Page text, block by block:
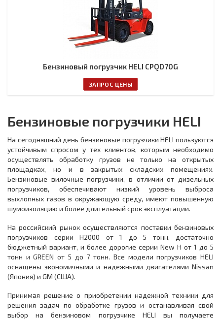
Бензиновый погрузчик HELI CPQD70G
ЗАПРОС ЦЕНЫ
Бензиновые погрузчики HELI
На сегодняшний день бензиновые погрузчики HELI пользуются
устойчивым спросом у тех клиентов, которым необходимо
осуществлять обработку грузов не только на открытых
площадках, но и в закрытых складских помещениях.
Бензиновые вилочные погрузчики, в отличии от дизельных
погрузчиков, обеспечивают низкий уровень выброса
выхлопных газов в окружающую среду, имеют повышенную
шумоизоляцию и более длительный срок эксплуатации.
На российский рынок осуществляются поставки бензиновых
погрузчиков серии Н2000 от 1 до 5 тонн, достаточно
бюджетный вариант, и более дорогие серии New H от 1 до 5
тонн и GREEN от 5 до 7 тонн. Все модели погрузчиков HELI
оснащены экономичными и надежными двигателями Nissan
(Япония) и GM (США).
Принимая решение о приобретении надежной техники для
решения задач по обработке грузов и останавливая свой
выбор на бензиновом погрузчике HELI вы получаете